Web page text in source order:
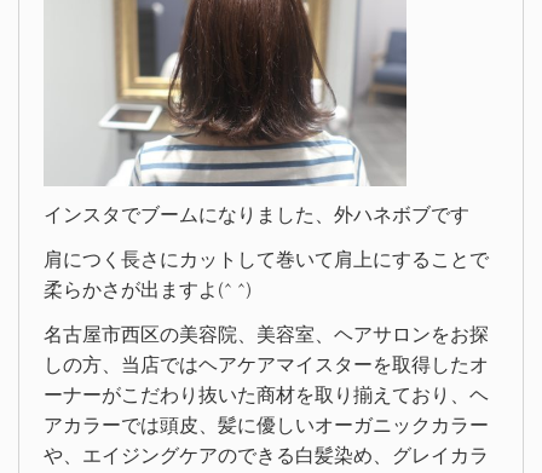
インスタでブームになりました、外ハネボブです
肩につく長さにカットして巻いて肩上にすることで
柔らかさが出ますよ(^ ^)
名古屋市西区の美容院、美容室、ヘアサロンをお探
しの方、当店ではヘアケアマイスターを取得したオ
ーナーがこだわり抜いた商材を取り揃えており、ヘ
アカラーでは頭皮、髪に優しいオーガニックカラー
や、エイジングケアのできる白髪染め、グレイカラ